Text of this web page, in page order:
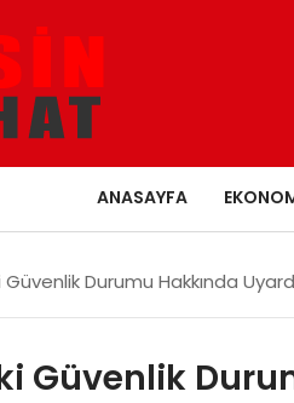
ANASAYFA
Durumu Hakkında
Güvenlik